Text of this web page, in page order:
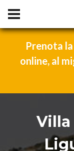
Prenota
online, al
Villa